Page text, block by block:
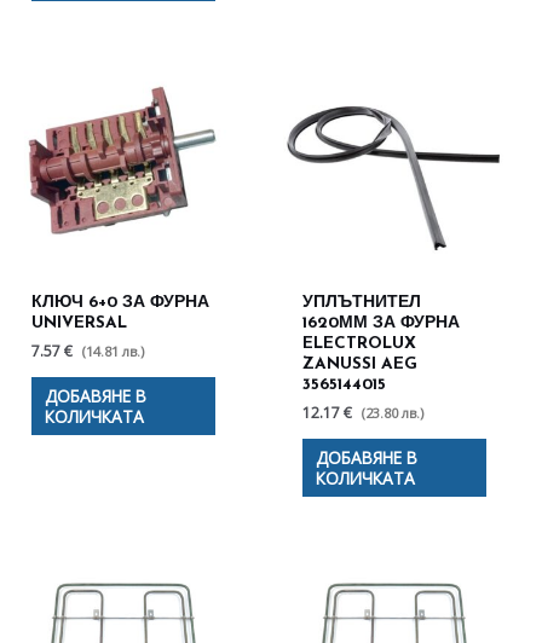
КЛЮЧ 6+0 ЗА ФУРНА
UNIVERSAL
7.57 € (14.81 лв.)
ДОБАВЯНЕ В
КОЛИЧКАТА
УПЛЪТНИТЕЛ
1620ММ ЗА ФУРНА
ELECTROLUX
ZANUSSI AEG
3565144015
12.17 € (23.80 лв.)
ДОБАВЯНЕ В
КОЛИЧКАТА